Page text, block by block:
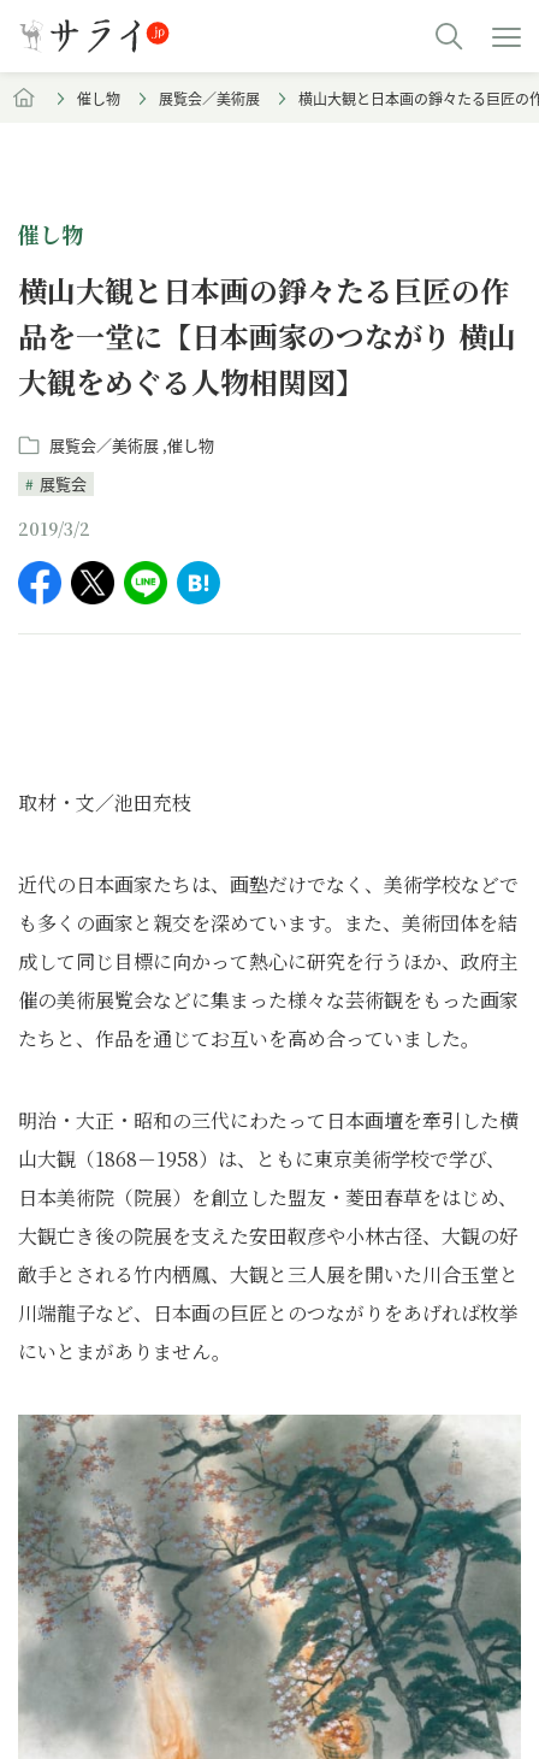
催し物 展覧会／美術展 横山大観と日本画の錚々たる巨匠の
催し物
横山大観と日本画の錚々たる巨匠の作
品を一堂に【日本画家のつながり 横山
大観をめぐる人物相関図】
展覧会／美術展 催し物
展覧会
2019/3/2
取材・文／池田充枝
近代の日本画家たちは、画塾だけでなく、美術学校などで
も多くの画家と親交を深めています。また、美術団体を結
成して同じ目標に向かって熱心に研究を行うほか、政府主
催の美術展覧会などに集まった様々な芸術観をもった画家
たちと、作品を通じてお互いを高め合っていました。
明治・大正・昭和の三代にわたって日本画壇を牽引した横
山大観（1868－1958）は、ともに東京美術学校で学び、
日本美術院（院展）を創立した盟友・菱田春草をはじめ、
大観亡き後の院展を支えた安田靫彦や小林古径、大観の好
敵手とされる竹内栖鳳、大観と三人展を開いた川合玉堂と
川端龍子など、日本画の巨匠とのつながりをあげれば枚挙
にいとまがありません。